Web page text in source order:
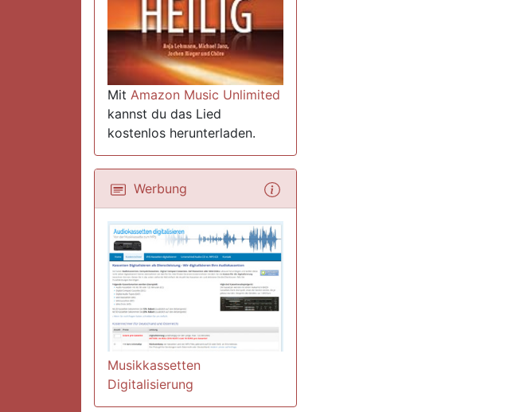
Mit Amazon Music Unlimited
kannst du das Lied
kostenlos herunterladen.
Werbung
Musikkassetten
Digitalisierung